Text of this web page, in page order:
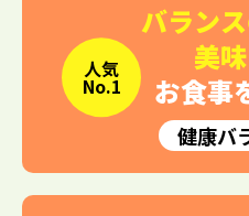
人気
No.1
バラン
美
お食事
健康バ